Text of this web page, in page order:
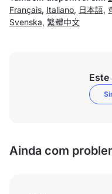
Français, Italiano, 日本語,
Svenska, 繁體中文
Ainda com